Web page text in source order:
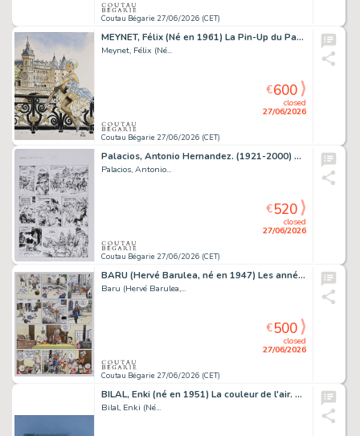
Coutau Bégarie 27/06/2026 (CET)
MEYNET, Félix (Né en 1961) La Pin-Up du Palais de Justice....
Meynet, Félix (Né...
Coutau Bégarie 27/06/2026 (CET)
closed
27/06/2026
€600
Palacios, Antonio Hernandez. (1921-2000) Manos Kelly,...
Palacios, Antonio...
Coutau Bégarie 27/06/2026 (CET)
closed
27/06/2026
€520
BARU (Hervé Barulea, né en 1947) Les années Spoutnik,...
Baru (Hervé Barulea,...
Coutau Bégarie 27/06/2026 (CET)
closed
27/06/2026
€500
BILAL, Enki (né en 1951) La couleur de l'air. Fusain...
Bilal, Enki (Né...